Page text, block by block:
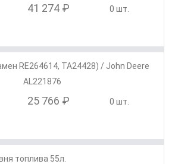
41 274 ₽ 0 шт.
RE264614, TA24428) / John Deere
AL221876
25 766 ₽ 0 шт.
топлива 55л.